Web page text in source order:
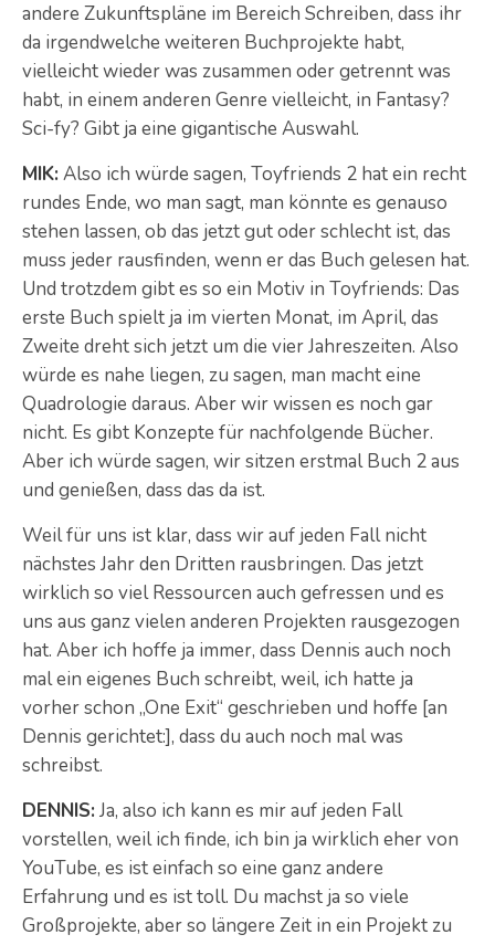
andere Zukunftspläne im Bereich Schreiben, dass ihr
da irgendwelche weiteren Buchprojekte habt,
vielleicht wieder was zusammen oder getrennt was
habt, in einem anderen Genre vielleicht, in Fantasy?
Sci-fy? Gibt ja eine gigantische Auswahl.
MIK: Also ich würde sagen, Toyfriends 2 hat ein recht
rundes Ende, wo man sagt, man könnte es genauso
stehen lassen, ob das jetzt gut oder schlecht ist, das
muss jeder rausfinden, wenn er das Buch gelesen hat.
Und trotzdem gibt es so ein Motiv in Toyfriends: Das
erste Buch spielt ja im vierten Monat, im April, das
Zweite dreht sich jetzt um die vier Jahreszeiten. Also
würde es nahe liegen, zu sagen, man macht eine
Quadrologie daraus. Aber wir wissen es noch gar
nicht. Es gibt Konzepte für nachfolgende Bücher.
Aber ich würde sagen, wir sitzen erstmal Buch 2 aus
und genießen, dass das da ist.
Weil für uns ist klar, dass wir auf jeden Fall nicht
nächstes Jahr den Dritten rausbringen. Das jetzt
wirklich so viel Ressourcen auch gefressen und es
uns aus ganz vielen anderen Projekten rausgezogen
hat. Aber ich hoffe ja immer, dass Dennis auch noch
mal ein eigenes Buch schreibt, weil, ich hatte ja
vorher schon „One Exit“ geschrieben und hoffe [an
Dennis gerichtet:], dass du auch noch mal was
schreibst.
DENNIS: Ja, also ich kann es mir auf jeden Fall
vorstellen, weil ich finde, ich bin ja wirklich eher von
YouTube, es ist einfach so eine ganz andere
Erfahrung und es ist toll. Du machst ja so viele
Großprojekte, aber so längere Zeit in ein Projekt zu